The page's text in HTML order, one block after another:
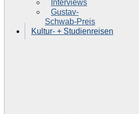
Interviews
Gustav-
Schwab-Preis
Kultur- + Studienreisen